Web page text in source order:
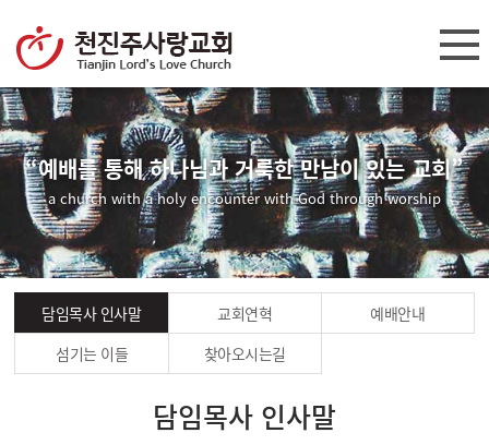
“예배를 통해 하나님과 거룩한 만남이 있는 교회”
a church with a holy encounter with God through worship
담임목사 인사말 교회연혁
예배안내
섬기는 이들
찾아오시는길
담임목사 인사말